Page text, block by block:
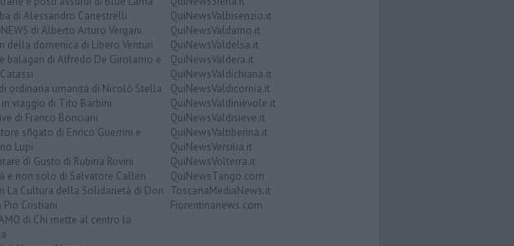
di Alessandro Canestrelli
di Alberto Arturo Vergani
della domenica di Libero Venturi
balagan di Alfredo De Girolamo e
ordinaria umanità di Nicolò Stella
viaggio di Tito Barbini
di Franco Bonciani
sfigato di Enrico Guerrini e
Lupi
di Gusto di Rubina Rovini
e non solo di Salvatore Calleri
La Cultura della Solidarietà di Don
Pio Cristiani
di Chi mette al centro la
QuiNewsValbisenzio.it
QuiNewsValdarno.it
QuiNewsValdelsa.it
QuiNewsValdera.it
QuiNewsValdichiana.it
QuiNewsValdicornia.it
QuiNewsValdinievole.it
QuiNewsValdisieve.it
QuiNewsValtiberina.it
QuiNewsVersilia.it
QuiNewsVolterra.it
QuiNewsTango.com
ToscanaMediaNews.it
Fiorentinanews.com